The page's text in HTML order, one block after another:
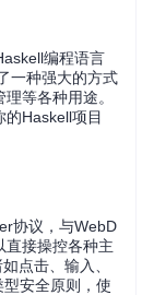
编程语言
一种强大的方式
等各种用途。
Haskell项目
协议，与WebD
直接操控各种主
点击、输入、
安全原则，使